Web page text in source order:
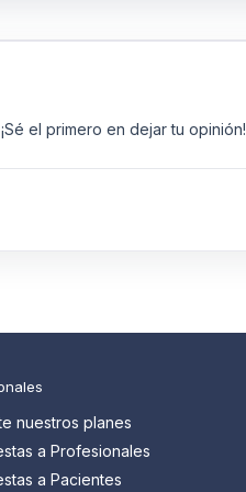
el primero en dejar tu opinión!
nuestros planes
a Profesionales
a Pacientes